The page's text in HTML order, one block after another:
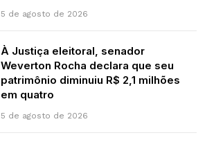
5 de agosto de 2026
À Justiça eleitoral, senador
Weverton Rocha declara que seu
patrimônio diminuiu R$ 2,1 milhões
em quatro
5 de agosto de 2026